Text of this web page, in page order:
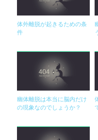
体外離脱が起きるための条
件
幽体離脱は本当に脳内だけ
の現象なのでしょうか？